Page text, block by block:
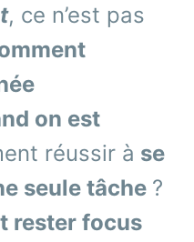
, ce n’est pas
on est
réussir à se
seule tâche ?
rester focus